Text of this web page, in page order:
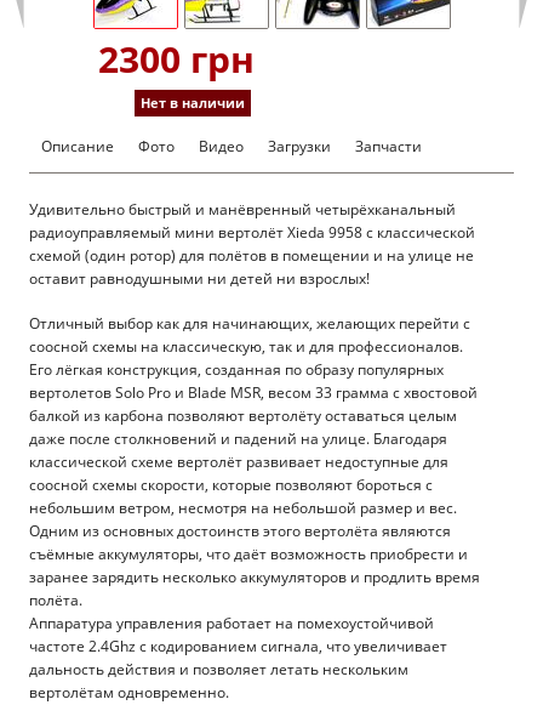
2300 грн
Нет в наличии
Описание Фото Видео Загрузки Запчасти
Удивительно быстрый и манёвренный четырёхканальный
радиоуправляемый мини вертолёт Xieda 9958 с классической
схемой (один ротор) для полётов в помещении и на улице не
оставит равнодушными ни детей ни взрослых!
Отличный выбор как для начинающих, желающих перейти с
соосной схемы на классическую, так и для профессионалов.
Его лёгкая конструкция, созданная по образу популярных
вертолетов Solo Pro и Blade MSR, весом 33 грамма с хвостовой
балкой из карбона позволяют вертолёту оставаться целым
даже после столкновений и падений на улице. Благодаря
классической схеме вертолёт развивает недоступные для
соосной схемы скорости, которые позволяют бороться с
небольшим ветром, несмотря на небольшой размер и вес.
Одним из основных достоинств этого вертолёта являются
съёмные аккумуляторы, что даёт возможность приобрести и
заранее зарядить несколько аккумуляторов и продлить время
полёта.
Аппаратура управления работает на помехоустойчивой
частоте 2.4Ghz с кодированием сигнала, что увеличивает
дальность действия и позволяет летать нескольким
вертолётам одновременно.